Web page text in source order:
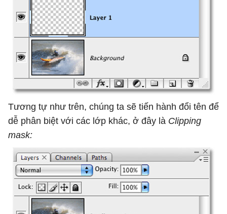
Tương tự như trên, chúng ta sẽ tiến hành đổi tên để
dễ phân biệt với các lớp khác, ở đây là Clipping
mask: